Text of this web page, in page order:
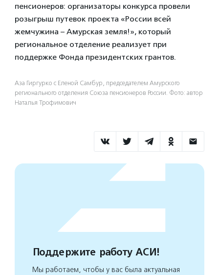
пенсионеров: организаторы конкурса провели
розыгрыш путевок проекта «России всей
жемчужина – Амурская земля!», который
региональное отделение реализует при
поддержке Фонда президентских грантов.
Аза Гиргурко с Еленой Самбур, председателем Амурского
регионального отделения Союза пенсионеров России. Фото: автор
Наталья Трофимович
Поддержите работу АСИ!
Мы работаем, чтобы у вас была актуальная